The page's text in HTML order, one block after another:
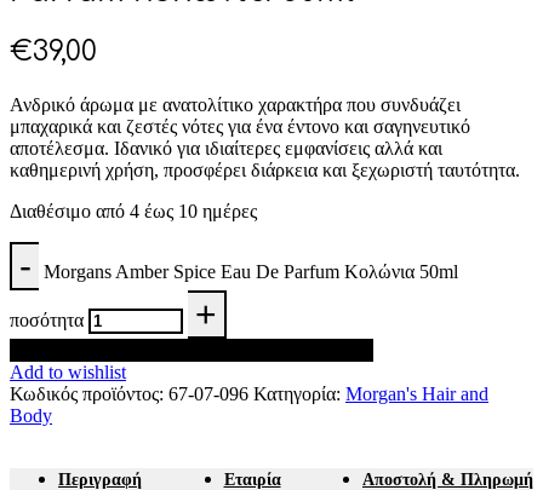
€39,00
Ανδρικό άρωμα με ανατολίτικο χαρακτήρα που συνδυάζει
μπαχαρικά και ζεστές νότες για ένα έντονο και σαγηνευτικό
αποτέλεσμα. Ιδανικό για ιδιαίτερες εμφανίσεις αλλά και
καθημερινή χρήση, προσφέρει διάρκεια και ξεχωριστή ταυτότητα.
Διαθέσιμο από 4 έως 10 ημέρες
Morgans Amber Spice Eau De Parfum Κολώνια 50ml
ποσότητα
Add to wishlist
Κωδικός προϊόντος: 67-07-096 Κατηγορία: Morgan's Hair and
Body
Περιγραφή Εταιρία Αποστολή & Πληρωμή